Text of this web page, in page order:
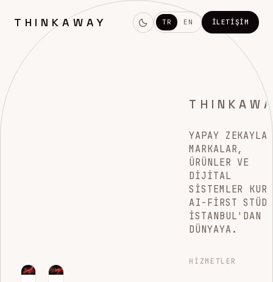
THINKAWAY TR EN İLETIŞIM
YAPAY ZEKAYLA
MARKALAR,
ÜRÜNLER VE
DIJITAL
SISTEMLER
AI-FIRST
İSTANBUL'DAN
DÜNYAYA.
HIZMETLER